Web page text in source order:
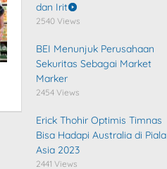
dan Irit
2540 Views
BEI Menunjuk Perusahaan
Sekuritas Sebagai Market
Marker
2454 Views
Erick Thohir Optimis Timnas
Bisa Hadapi Australia di Piala
Asia 2023
2441 Views